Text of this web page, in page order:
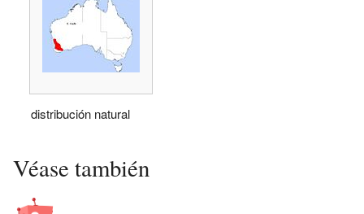
distribución natural
Véase también